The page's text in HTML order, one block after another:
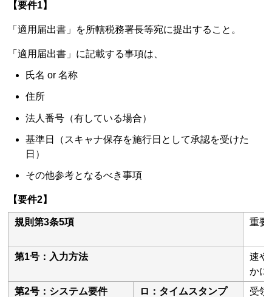
【要件1】
「適用届出書」を所轄税務署長等宛に提出すること。
「適用届出書」に記載する事項は、
氏名 or 名称
住所
法人番号（有している場合）
基準日（スキャナ保存を施行日として承認を受けた
日）
その他参考となるべき事項
【要件2】
規則第3条5項 重要
第1号：入力方法
速や
かに
第2号：システム要件
ロ：タイムスタンプ
受領